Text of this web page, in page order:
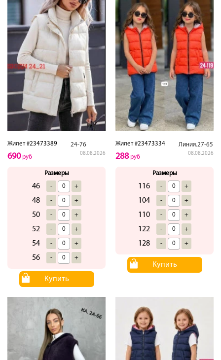
Жилет #23473389 24-76
08.08.2026
690руб
Размеры
46 - +
48 - +
50 - +
52 - +
54 - +
56 - +
Купить
Жилет #23473334 Линия.27-65
08.08.2026
288руб
Размеры
116 - +
104 - +
110 - +
122 - +
128 - +
Купить